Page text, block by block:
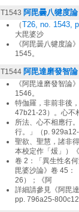
T1543 阿毘曇八犍度論
（T26, no. 1543,
大毘婆沙
《阿毘曇八犍度論》
1545。
T1544 阿毘達磨發智論
《阿毘達磨發智論》
1546。
特伽羅，非前非後
47b21-23）。 心不
所法、心不相應行
行。」（p.
聖欲、聖慧，諸非
本校定作「煖」）
卷 2：「異生性名
毘婆沙論》卷 45：
26）；《阿
詳細請參見《阿毘
pp. 796a25-